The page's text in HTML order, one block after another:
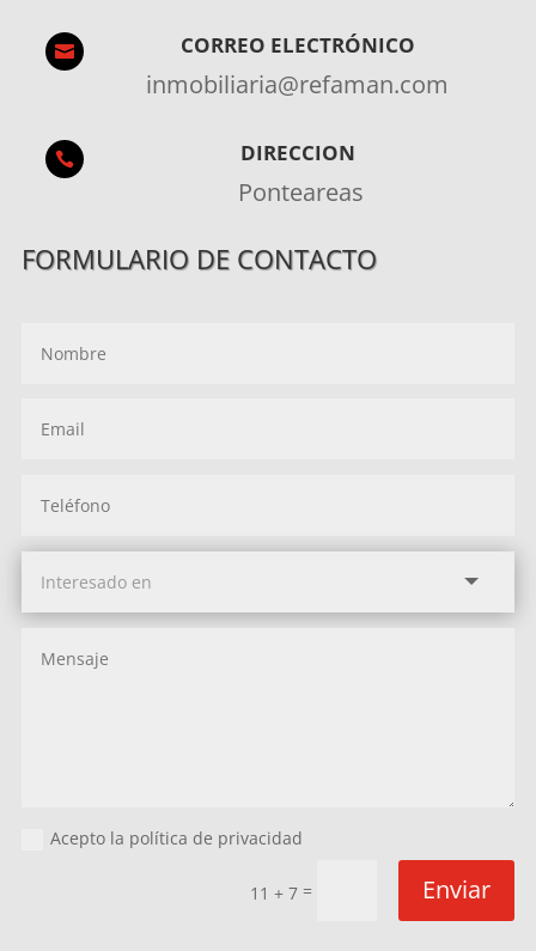
 CORREO ELECTRÓNICO
inmobiliaria@refaman.com
 DIRECCION
Ponteareas
FORMULARIO DE CONTACTO
Acepto la política de privacidad
11 + 7 = Enviar